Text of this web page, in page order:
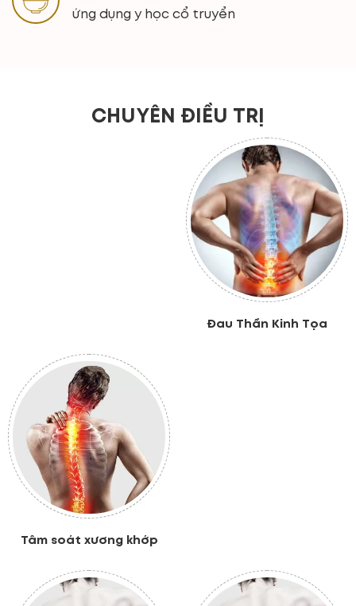
ứng dụng y học cổ truyển
CHUYÊN ĐIỀU TRỊ
Đau Thần Kinh Tọa
Tâm soát xương khớp